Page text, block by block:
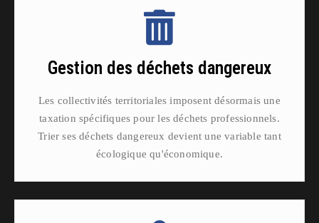
Gestion des déchets dangereux
Les collectivités territoriales imposent désormais une
taxation spécifiques pour les déchets professionnels.
Trier ses déchets dangereux devient une variable tant
écologique qu'économique.